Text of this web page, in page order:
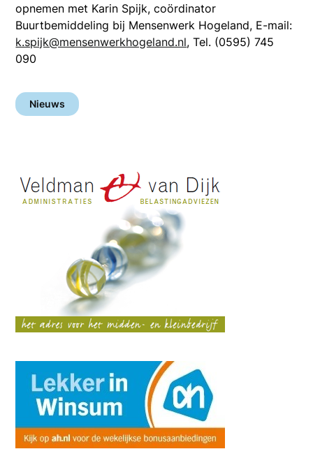
opnemen met Karin Spijk, coördinator
Buurtbemiddeling bij Mensenwerk Hogeland, E-mail:
k.spijk@mensenwerkhogeland.nl, Tel. (0595) 745
090
Nieuws